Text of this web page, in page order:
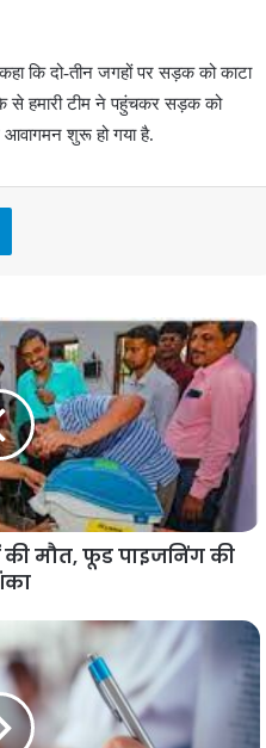
कि दो-तीन जगहों पर सड़क को काटा
से हमारी टीम ने पहुंचकर सड़क को
शुरू हो गया है.
Telegram
मौत, फूड पाइजनिंग की